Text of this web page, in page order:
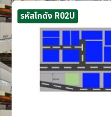
รหัสโกดัง R02U